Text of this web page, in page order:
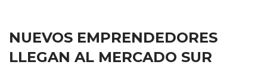
NUEVOS EMPRENDEDORES
LLEGAN AL MERCADO SUR